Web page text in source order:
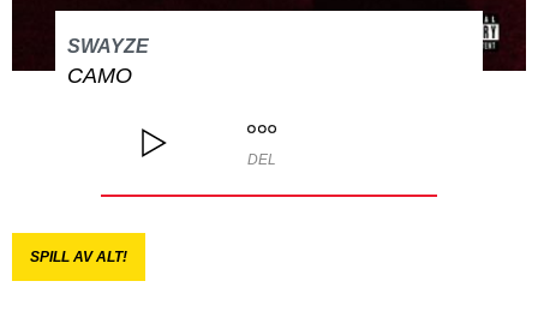
SWAYZE
CAMO
DEL
SPILL AV ALT!